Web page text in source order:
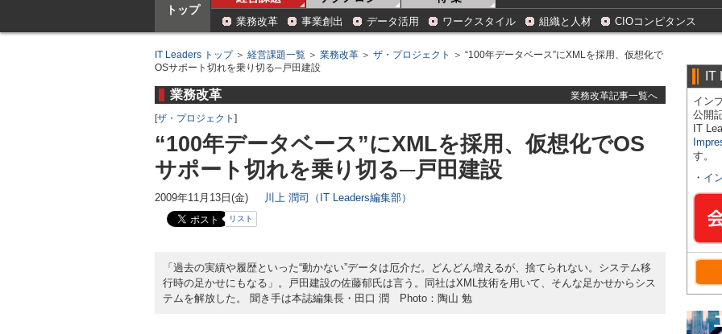
トップ
業務改革 事業創出 データ活用 ワークスタイル 組織と人材 CIOコンピタンス
IT Leaders トップ＞ 経営課題一覧 ＞ 業務改革 ＞ ザ・プロジェクト
＞ “100年データベース”にXMLを採用、仮想化で
OSサポート切れを乗り切る─戸田建設
業務改革
業務改革記事一覧へ
[ザ・プロジェクト ]
“100年データベース”にXMLを採用、仮想化でOS
サポート切れを乗り切る─戸田建設
2009年11月13日(金) 川上 潤司（IT Leaders編集部）
リスト
「過去の実績や履歴といった“動かない”データは厄介だ。どんどん増えるが、捨てられない。システム移
行時の足かせにもなる」。戸田建設の佐藤郁氏は言う。同社はXML技術を用いて、そんな足かせからシス
テムを解放した。 聞き手は本誌編集長・田口 潤 Photo：陶山 勉
IT
イン
公開
IT
す。
・ イ